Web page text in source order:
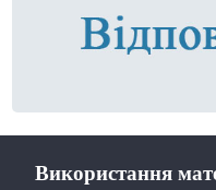
Використання